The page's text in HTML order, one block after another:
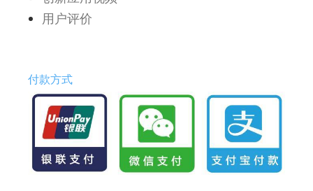
用户评价
付款方式